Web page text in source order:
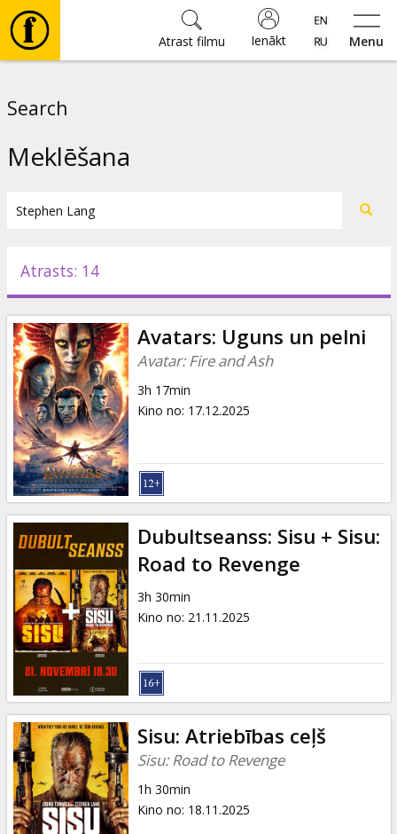
Menu
Ienākt
Atrast filmu
Pasākumi
Ziņas
Dāvanu
kartes
Uzkodas
B2B
Kino
Klubs
Search
Meklēšana
Atrasts: 14
Avatars: Uguns un pelni
Avatar: Fire and Ash
3h 17min
Kino no: 17.12.2025
Dubultseanss: Sisu + Sisu:
Road to Revenge
3h 30min
Kino no: 21.11.2025
Sisu: Atriebības ceļš
Sisu: Road to Revenge
1h 30min
Kino no: 18.11.2025